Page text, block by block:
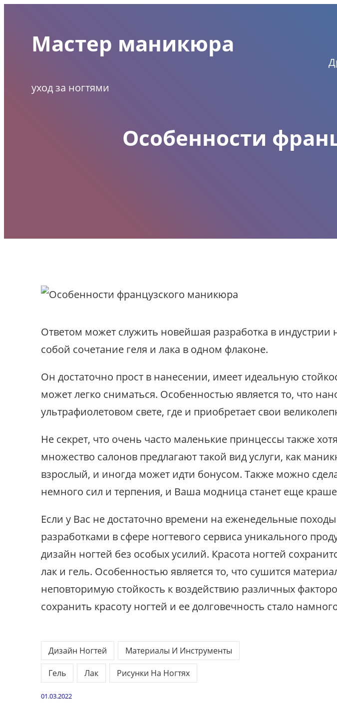
содержимому
Мастер маникюра
уход за ногтями
Особенности
Ответом может служить новейшая разработка в индустрии
собой сочетание геля и лака в одном флаконе.
Он достаточно прост в нанесении, имеет идеальную
может легко сниматься. Особенностью является то, что
ультрафиолетовом свете, где и приобретает свои
Не секрет, что очень часто маленькие принцессы также
множество салонов предлагают такой вид услуги, как
взрослый, и иногда может идти бонусом. Также можно
немного сил и терпения, и Ваша модница станет еще
Если у Вас не достаточно времени на еженедельные
разработками в сфере ногтевого сервиса уникального
дизайн ногтей без особых усилий. Красота ногтей
лак и гель. Особенностью является то, что сушится
неповторимую стойкость к воздействию различных
сохранить красоту ногтей и ее долговечность стало
Дизайн Ногтей Материалы И Инструменты
Гель Лак Рисунки На Ногтях
01.03.2022